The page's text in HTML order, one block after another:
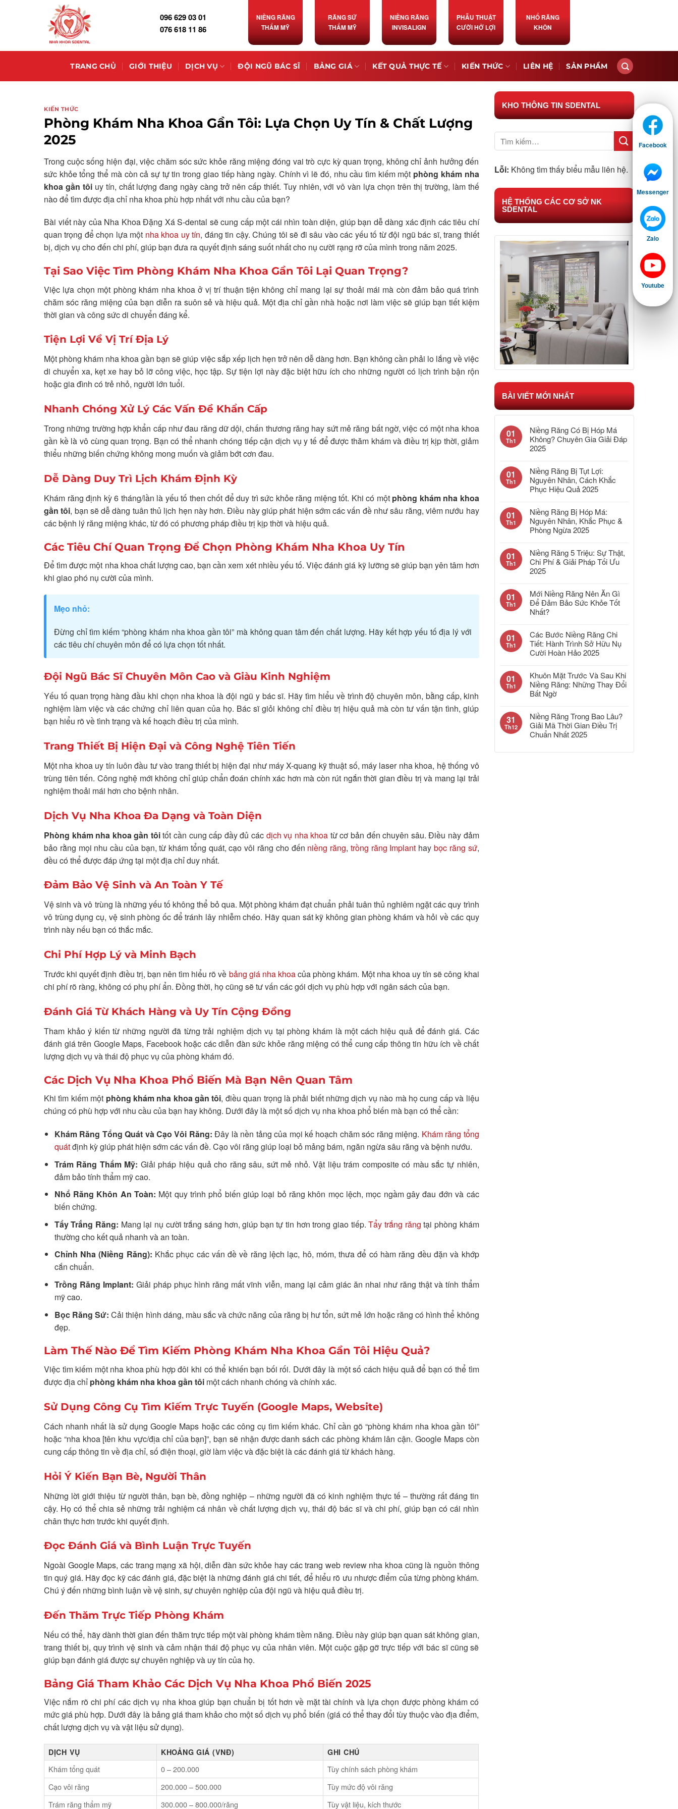
096 629 03 01
076 618 11 86
NIỀNG RĂNG
THẨM MỸ
RĂNG SỨ
THẨM MỸ
NIỀNG RĂNG
INVISALIGN
PHẪU THUẬT
CƯỜI HỞ LỢI
NHỔ RĂNG
KHÔN
TRANG CHỦ GIỚI THIỆU DỊCH VỤ ĐỘI NGŨ BÁC SĨ BẢNG GIÁ KẾT QUẢ THỰC TẾ KIẾN THỨC LIÊN HỆ SẢN PHẨM
KIẾN THỨC
Phòng Khám Nha Khoa Gần Tôi: Lựa Chọn Uy Tín & Chất Lượng
2025
Trong cuộc sống hiện đại, việc chăm sóc sức khỏe răng miệng đóng vai trò cực kỳ quan trọng, không chỉ ảnh hưởng đến
sức khỏe tổng thể mà còn cả sự tự tin trong giao tiếp hàng ngày. Chính vì lẽ đó, nhu cầu tìm kiếm một phòng khám nha
khoa gần tôiuy tín, chất lượng đang ngày càng trở nên cấp thiết. Tuy nhiên, với vô vàn lựa chọn trên thị trường, làm thế
nào để tìm được địa chỉ nha khoa phù hợp nhất với nhu cầu của bạn?
Bài viết này của Nha Khoa Đặng Xá S-dental sẽ cung cấp một cái nhìn toàn diện, giúp bạn dễ dàng xác định các tiêu chí
quan trọng để chọn lựa một nha khoa uy tín, đáng tin cậy. Chúng tôi sẽ đi sâu vào các yếu tố từ đội ngũ bác sĩ, trang thiết
bị, dịch vụ cho đến chi phí, giúp bạn đưa ra quyết định sáng suốt nhất cho nụ cười rạng rỡ của mình trong năm 2025.
Tại Sao Việc Tìm Phòng Khám Nha Khoa Gần Tôi Lại Quan Trọng?
Việc lựa chọn một phòng khám nha khoa ở vị trí thuận tiện không chỉ mang lại sự thoải mái mà còn đảm bảo quá trình
chăm sóc răng miệng của bạn diễn ra suôn sẻ và hiệu quả. Một địa chỉ gần nhà hoặc nơi làm việc sẽ giúp bạn tiết kiệm
thời gian và công sức di chuyển đáng kể.
Tiện Lợi Về Vị Trí Địa Lý
Một phòng khám nha khoa gần bạn sẽ giúp việc sắp xếp lịch hẹn trở nên dễ dàng hơn. Bạn không cần phải lo lắng về việc
di chuyển xa, kẹt xe hay bỏ lỡ công việc, học tập. Sự tiện lợi này đặc biệt hữu ích cho những người có lịch trình bận rộn
hoặc gia đình có trẻ nhỏ, người lớn tuổi.
Nhanh Chóng Xử Lý Các Vấn Đề Khẩn Cấp
Trong những trường hợp khẩn cấp như đau răng dữ dội, chấn thương răng hay sứt mẻ răng bất ngờ, việc có một nha khoa
gần kề là vô cùng quan trọng. Bạn có thể nhanh chóng tiếp cận dịch vụ y tế để được thăm khám và điều trị kịp thời, giảm
thiểu những biến chứng không mong muốn và giảm bớt cơn đau.
Dễ Dàng Duy Trì Lịch Khám Định Kỳ
Khám răng định kỳ 6 tháng/lần là yếu tố then chốt để duy trì sức khỏe răng miệng tốt. Khi có một phòng khám nha khoa
gần tôi, bạn sẽ dễ dàng tuân thủ lịch hẹn này hơn. Điều này giúp phát hiện sớm các vấn đề như sâu răng, viêm nướu hay
các bệnh lý răng miệng khác, từ đó có phương pháp điều trị kịp thời và hiệu quả.
Các Tiêu Chí Quan Trọng Để Chọn Phòng Khám Nha Khoa Uy Tín
Để tìm được một nha khoa chất lượng cao, bạn cần xem xét nhiều yếu tố. Việc đánh giá kỹ lưỡng sẽ giúp bạn yên tâm hơn
khi giao phó nụ cười của mình.
Mẹo nhỏ:
Đừng chỉ tìm kiếm “phòng khám nha khoa gần tôi” mà không quan tâm đến chất lượng. Hãy kết hợp yếu tố địa lý với
các tiêu chí chuyên môn để có lựa chọn tốt nhất.
Đội Ngũ Bác Sĩ Chuyên Môn Cao và Giàu Kinh Nghiệm
Yếu tố quan trọng hàng đầu khi chọn nha khoa là đội ngũ y bác sĩ. Hãy tìm hiểu về trình độ chuyên môn, bằng cấp, kinh
nghiệm làm việc và các chứng chỉ liên quan của họ. Bác sĩ giỏi không chỉ điều trị hiệu quả mà còn tư vấn tận tình, giúp
bạn hiểu rõ về tình trạng và kế hoạch điều trị của mình.
Trang Thiết Bị Hiện Đại và Công Nghệ Tiên Tiến
Một nha khoa uy tín luôn đầu tư vào trang thiết bị hiện đại như máy X-quang kỹ thuật số, máy laser nha khoa, hệ thống vô
trùng tiên tiến. Công nghệ mới không chỉ giúp chẩn đoán chính xác hơn mà còn rút ngắn thời gian điều trị và mang lại trải
nghiệm thoải mái hơn cho bệnh nhân.
Dịch Vụ Nha Khoa Đa Dạng và Toàn Diện
Phòng khám nha khoa gần tôitốt cần cung cấp đầy đủ các dịch vụ nha khoa từ cơ bản đến chuyên sâu. Điều này đảm
bảo rằng mọi nhu cầu của bạn, từ khám tổng quát, cạo vôi răng cho đến niềng răng, trồng răng Implant hay bọc răng sứ,
đều có thể được đáp ứng tại một địa chỉ duy nhất.
Đảm Bảo Vệ Sinh và An Toàn Y Tế
Vệ sinh và vô trùng là những yếu tố không thể bỏ qua. Một phòng khám đạt chuẩn phải tuân thủ nghiêm ngặt các quy trình
vô trùng dụng cụ, vệ sinh phòng ốc để tránh lây nhiễm chéo. Hãy quan sát kỹ không gian phòng khám và hỏi về các quy
trình này nếu bạn có thắc mắc.
Chi Phí Hợp Lý và Minh Bạch
Trước khi quyết định điều trị, bạn nên tìm hiểu rõ về bảng giá nha khoacủa phòng khám. Một nha khoa uy tín sẽ công khai
chi phí rõ ràng, không có phụ phí ẩn. Đồng thời, họ cũng sẽ tư vấn các gói dịch vụ phù hợp với ngân sách của bạn.
Đánh Giá Từ Khách Hàng và Uy Tín Cộng Đồng
Tham khảo ý kiến từ những người đã từng trải nghiệm dịch vụ tại phòng khám là một cách hiệu quả để đánh giá. Các
đánh giá trên Google Maps, Facebook hoặc các diễn đàn sức khỏe răng miệng có thể cung cấp thông tin hữu ích về chất
lượng dịch vụ và thái độ phục vụ của phòng khám đó.
Các Dịch Vụ Nha Khoa Phổ Biến Mà Bạn Nên Quan Tâm
Khi tìm kiếm một phòng khám nha khoa gần tôi, điều quan trọng là phải biết những dịch vụ nào mà họ cung cấp và liệu
chúng có phù hợp với nhu cầu của bạn hay không. Dưới đây là một số dịch vụ nha khoa phổ biến mà bạn có thể cần:
Khám Răng Tổng Quát và Cạo Vôi Răng: Đây là nền tảng của mọi kế hoạch chăm sóc răng miệng. Khám răng tổng
quátđịnh kỳ giúp phát hiện sớm các vấn đề. Cạo vôi răng giúp loại bỏ mảng bám, ngăn ngừa sâu răng và bệnh nướu.
Trám Răng Thẩm Mỹ: Giải pháp hiệu quả cho răng sâu, sứt mẻ nhỏ. Vật liệu trám composite có màu sắc tự nhiên,
đảm bảo tính thẩm mỹ cao.
Nhổ Răng Khôn An Toàn: Một quy trình phổ biến giúp loại bỏ răng khôn mọc lệch, mọc ngầm gây đau đớn và các
biến chứng.
Tẩy Trắng Răng: Mang lại nụ cười trắng sáng hơn, giúp bạn tự tin hơn trong giao tiếp.Tẩy trắng răng tại phòng khám
thường cho kết quả nhanh và an toàn.
Chỉnh Nha (Niềng Răng): Khắc phục các vấn đề về răng lệch lạc, hô, móm, thưa để có hàm răng đều đặn và khớp
cắn chuẩn.
Trồng Răng Implant: Giải pháp phục hình răng mất vĩnh viễn, mang lại cảm giác ăn nhai như răng thật và tính thẩm
mỹ cao.
Bọc Răng Sứ: Cải thiện hình dáng, màu sắc và chức năng của răng bị hư tổn, sứt mẻ lớn hoặc răng có hình thể không
đẹp.
Làm Thế Nào Để Tìm Kiếm Phòng Khám Nha Khoa Gần Tôi Hiệu Quả?
Việc tìm kiếm một nha khoa phù hợp đôi khi có thể khiến bạn bối rối. Dưới đây là một số cách hiệu quả để bạn có thể tìm
được địa chỉ phòng khám nha khoa gần tôi một cách nhanh chóng và chính xác.
Sử Dụng Công Cụ Tìm Kiếm Trực Tuyến (Google Maps, Website)
Cách nhanh nhất là sử dụng Google Maps hoặc các công cụ tìm kiếm khác. Chỉ cần gõ “phòng khám nha khoa gần tôi”
hoặc “nha khoa [tên khu vực/địa chỉ của bạn]”, bạn sẽ nhận được danh sách các phòng khám lân cận. Google Maps còn
cung cấp thông tin về địa chỉ, số điện thoại, giờ làm việc và đặc biệt là các đánh giá từ khách hàng.
Hỏi Ý Kiến Bạn Bè, Người Thân
Những lời giới thiệu từ người thân, bạn bè, đồng nghiệp – những người đã có kinh nghiệm thực tế – thường rất đáng tin
cậy. Họ có thể chia sẻ những trải nghiệm cá nhân về chất lượng dịch vụ, thái độ bác sĩ và chi phí, giúp bạn có cái nhìn
chân thực hơn trước khi quyết định.
Đọc Đánh Giá và Bình Luận Trực Tuyến
Ngoài Google Maps, các trang mạng xã hội, diễn đàn sức khỏe hay các trang web review nha khoa cũng là nguồn thông
tin quý giá. Hãy đọc kỹ các đánh giá, đặc biệt là những đánh giá chi tiết, để hiểu rõ ưu nhược điểm của từng phòng khám.
Chú ý đến những bình luận về vệ sinh, sự chuyên nghiệp của đội ngũ và hiệu quả điều trị.
Đến Thăm Trực Tiếp Phòng Khám
Nếu có thể, hãy dành thời gian đến thăm trực tiếp một vài phòng khám tiềm năng. Điều này giúp bạn quan sát không gian,
trang thiết bị, quy trình vệ sinh và cảm nhận thái độ phục vụ của nhân viên. Một cuộc gặp gỡ trực tiếp với bác sĩ cũng sẽ
giúp bạn đánh giá được sự chuyên nghiệp và uy tín của họ.
Bảng Giá Tham Khảo Các Dịch Vụ Nha Khoa Phổ Biến 2025
Việc nắm rõ chi phí các dịch vụ nha khoa giúp bạn chuẩn bị tốt hơn về mặt tài chính và lựa chọn được phòng khám có
mức giá phù hợp. Dưới đây là bảng giá tham khảo cho một số dịch vụ phổ biến (giá có thể thay đổi tùy thuộc vào địa điểm,
chất lượng dịch vụ và vật liệu sử dụng).
DỊCH VỤ KHOẢNG GIÁ (VNĐ) GHI CHÚ
Khám tổng quát 0 – 200.000
Tùy chính sách phòng khám
Cạo vôi răng
200.000 – 500.000
Tùy mức độ vôi răng
Trám răng thẩm mỹ
300.000 – 800.000/răng Tùy vật liệu, kích thước
KHO THÔNG TIN SDENTAL
Lỗi: Không tìm thấy biểu mẫu liên hệ.
HỆ THỐNG CÁC CƠ SỞ NK
SDENTAL
BÀI VIẾT MỚI NHẤT
01
Th1
Niềng Răng Có Bị Hóp Má
Không? Chuyên Gia Giải Đáp
2025
01
Th1
Niềng Răng Bị Tụt Lợi:
Nguyên Nhân, Cách Khắc
Phục Hiệu Quả 2025
01
Th1
Niềng Răng Bị Hóp Má:
Nguyên Nhân, Khắc Phục &
Phòng Ngừa 2025
01
Th1
Niềng Răng 5 Triệu: Sự Thật,
Chi Phí & Giải Pháp Tối Ưu
2025
01
Th1
Mới Niềng Răng Nên Ăn Gì
Để Đảm Bảo Sức Khỏe Tốt
Nhất?
01
Th1
Các Bước Niềng Răng Chi
Tiết: Hành Trình Sở Hữu Nụ
Cười Hoàn Hảo 2025
01
Th1
Khuôn Mặt Trước Và Sau Khi
Niềng Răng: Những Thay Đổi
Bất Ngờ
31
Th12
Niềng Răng Trong Bao Lâu?
Giải Mã Thời Gian Điều Trị
Chuẩn Nhất 2025
Facebook
Messenger
Zalo
Youtube